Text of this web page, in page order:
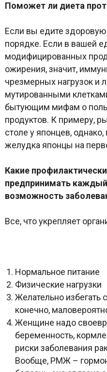
Поможет ли диета
Если вы едите
порядке. Если в вашей
модифицированных
ожирения, значит,
чрезмерных нагрузок и
мутированными
бытующим мифам о
продуктов. К примеру,
столе у японцев,
желудка японцы на
Какие
предпринимать
возможность
Все, что укрепляет
Нормальное питание
Физические нагрузки
Желательно избегать
конечно,
Женщине надо
беременность,
риски заболевания
Вообще, РМЖ –